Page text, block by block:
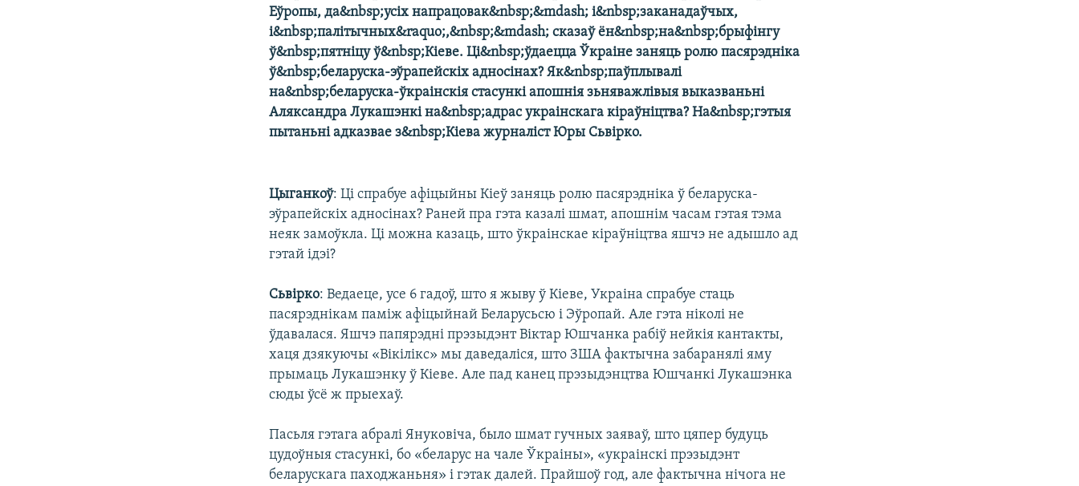
Еўропы, да&nbsp;усіх напрацовак&nbsp;&mdash; і&nbsp;заканадаўчых,
і&nbsp;палітычных&raquo;,&nbsp;&mdash; сказаў ён&nbsp;на&nbsp;брыфінгу
ў&nbsp;пятніцу ў&nbsp;Кіеве. Ці&nbsp;ўдаецца Ўкраіне заняць ролю пасярэдніка
ў&nbsp;беларуска-эўрапейскіх адносінах? Як&nbsp;паўплывалі
на&nbsp;беларуска-ўкраінскія стасункі апошнія зьняважлівыя выказваньні
Аляксандра Лукашэнкі на&nbsp;адрас украінскага кіраўніцтва? На&nbsp;гэтыя
пытаньні адказвае з&nbsp;Кіева журналіст Юры Сьвірко.
Цыганкоў: Ці спрабуе афіцыйны Кіеў заняць ролю пасярэдніка ў беларуска-
эўрапейскіх адносінах? Раней пра гэта казалі шмат, апошнім часам гэтая тэма
неяк замоўкла. Ці можна казаць, што ўкраінскае кіраўніцтва яшчэ не адышло ад
гэтай ідэі?
Сьвірко: Ведаеце, усе 6 гадоў, што я жыву ў Кіеве, Украіна спрабуе стаць
пасярэднікам паміж афіцыйнай Беларусьсю і Эўропай. Але гэта ніколі не
ўдавалася. Яшчэ папярэдні прэзыдэнт Віктар Юшчанка рабіў нейкія кантакты,
хаця дзякуючы «Вікілікс» мы даведаліся, што ЗША фактычна забаранялі яму
прымаць Лукашэнку ў Кіеве. Але пад канец прэзыдэнцтва Юшчанкі Лукашэнка
сюды ўсё ж прыехаў.
Пасьля гэтага абралі Януковіча, было шмат гучных заяваў, што цяпер будуць
цудоўныя стасункі, бо «беларус на чале Ўкраіны», «украінскі прэзыдэнт
беларускага паходжаньня» і гэтак далей. Прайшоў год, але фактычна нічога не